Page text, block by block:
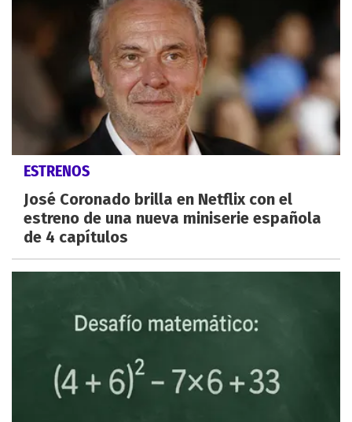
ESTRENOS
José Coronado brilla en Netflix con el
estreno de una nueva miniserie española
de 4 capítulos